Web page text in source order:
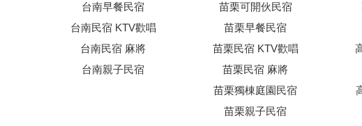
台南早餐民宿
台南民宿 KTV歡唱
台南民宿 麻將
台南親子民宿
苗栗可開伙民宿
苗栗早餐民宿
苗栗民宿 KTV歡唱
苗栗民宿 麻將
苗栗獨棟庭園民宿
苗栗親子民宿